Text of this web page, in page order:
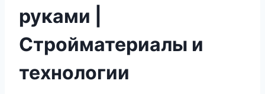
руками |
Стройматериалы и
технологии